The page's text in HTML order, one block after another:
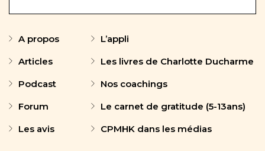
A propos
Articles
Podcast
Forum
L’appli
Les avis
Les livres de Charlotte Ducharme
Nos coachings
Le carnet de gratitude (5-13ans)
CPMHK dans les médias